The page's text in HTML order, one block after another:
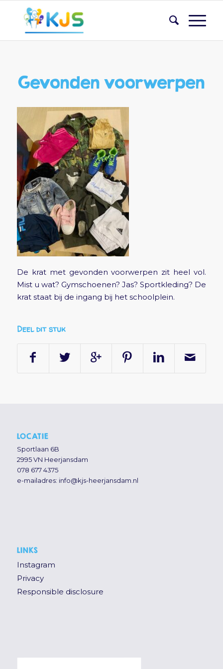
Gevonden voorwerpen
De krat met gevonden voorwerpen zit heel vol.
Mist u wat? Gymschoenen? Jas? Sportkleding? De
krat staat bij de ingang bij het schoolplein.
Deel dit stuk
LOCATIE
Sportlaan 6B
2995 VN Heerjansdam
078 677 4375
e-mailadres: info@kjs-heerjansdam.nl
LINKS
Instagram
Privacy
Responsible disclosure